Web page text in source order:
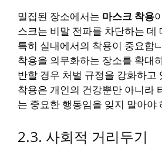
밀집된 장소에서는 마스크 착용
스크는 비말 전파를 차단하는 데
특히 실내에서의 착용이 중요합
착용을 의무화하는 장소를 확대
반할 경우 처벌 규정을 강화하고
착용은 개인의 건강뿐만 아니라
는 중요한 행동임을 잊지 말아야
2.3. 사회적 거리두기